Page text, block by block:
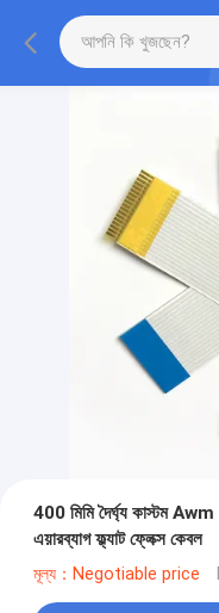
400 মিমি দৈর্ঘ্য কাস্টম
এয়ারব্যাগ ফ্ল্যাট ফ্লেক্স কেবল
মূল্য：Negotiable price